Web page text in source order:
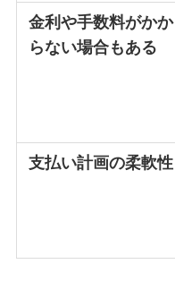
金利や手数料がかか
らない場合もある
支払い計画の柔軟性